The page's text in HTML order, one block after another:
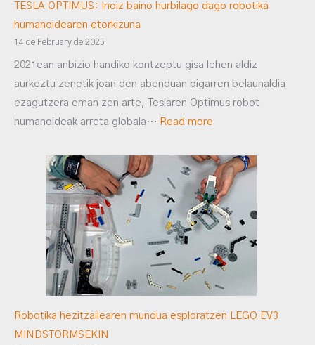
TESLA OPTIMUS: Inoiz baino hurbilago dago robotika
humanoidearen etorkizuna
14 de February de 2025
2021ean anbizio handiko kontzeptu gisa lehen aldiz
aurkeztu zenetik joan den abenduan bigarren belaunaldia
ezagutzera eman zen arte, Teslaren Optimus robot
humanoideak arreta globala… Read more
Robotika hezitzailearen mundua esploratzen LEGO EV3
MINDSTORMSEKIN